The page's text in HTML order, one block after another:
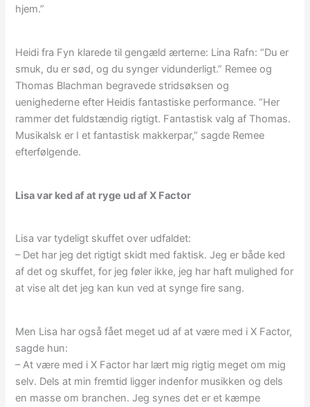
hjem.”
Heidi fra Fyn klarede til gengæld ærterne: Lina Rafn: “Du er
smuk, du er sød, og du synger vidunderligt.” Remee og
Thomas Blachman begravede stridsøksen og
uenighederne efter Heidis fantastiske performance. “Her
rammer det fuldstændig rigtigt. Fantastisk valg af Thomas.
Musikalsk er I et fantastisk makkerpar,” sagde Remee
efterfølgende.
Lisa var ked af at ryge ud af X Factor
Lisa var tydeligt skuffet over udfaldet:
– Det har jeg det rigtigt skidt med faktisk. Jeg er både ked
af det og skuffet, for jeg føler ikke, jeg har haft mulighed for
at vise alt det jeg kan kun ved at synge fire sang.
Men Lisa har også fået meget ud af at være med i X Factor,
sagde hun:
– At være med i X Factor har lært mig rigtig meget om mig
selv. Dels at min fremtid ligger indenfor musikken og dels
en masse om branchen. Jeg synes det er et kæmpe